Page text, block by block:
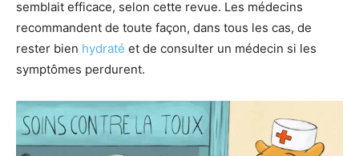
semblait efficace, selon cette revue. Les médecins
recommandent de toute façon, dans tous les cas, de
rester bien hydraté et de consulter un médecin si les
symptômes perdurent.